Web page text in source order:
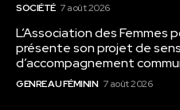
SOCIÉTÉ 7 août 2026
L’Association des Femmes
présente son projet de
d’accompagnement
GENRE AU FÉMININ 7 août 2026